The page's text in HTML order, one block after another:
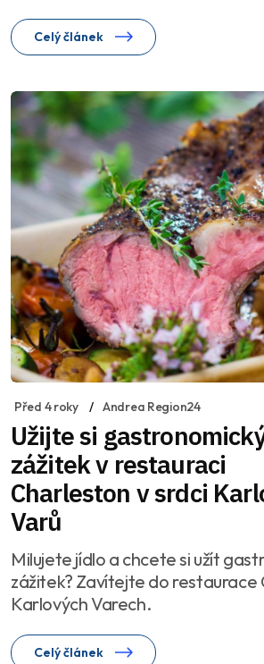
Celý článek
Před 4 roky Andrea Region24
Užijte si
zážitek v restauraci
Charleston v srdci
Varů
Milujete jídlo a chcete si užít
zážitek? Zavítejte do restaurace
Karlových Varech.
Celý článek